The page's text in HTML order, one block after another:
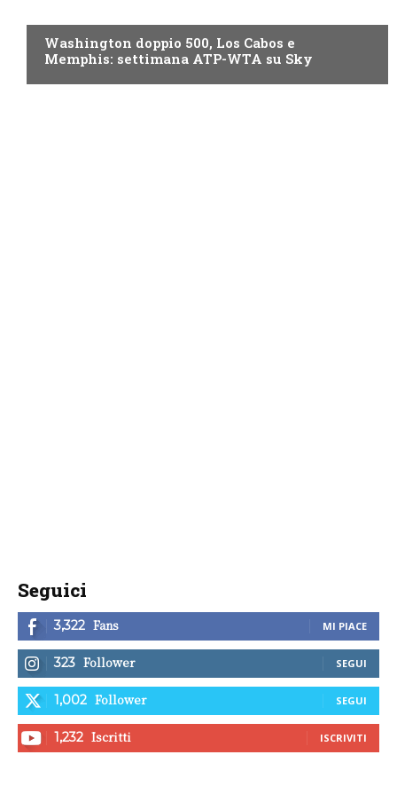
Washington doppio 500, Los Cabos e
Memphis: settimana ATP-WTA su Sky
Seguici
3,322 Fans MI PIACE
323 Follower SEGUI
1,002 Follower SEGUI
1,232 Iscritti ISCRIVITI